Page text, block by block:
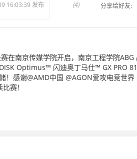
16:03:39 发布 (4) 分享给好友:
在南京传媒学院开启，南京工程学院
Optimus™ 闪迪奥丁马仕™ GX PRO
！感谢@AMD中国 @AGON爱攻电竞世
赛！